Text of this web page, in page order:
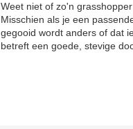
Weet niet of zo'n
Misschien als je een
gegooid wordt anders of dat
betreft een goede, stevige